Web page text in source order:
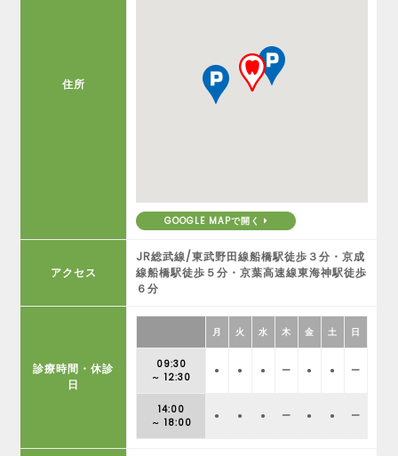
住所
GOOGLE MAPで開く
アクセス
JR総武線/東武野田線船橋駅徒歩３分・京成
線船橋駅徒歩５分・京葉高速線東海神駅徒歩
６分
診療時間・休診
日
月 火 水 木 金 土 日
09:30
～ 12:30
● ● ● ー ● ● ー
14:00
～ 18:00
● ● ● ー ● ● ー